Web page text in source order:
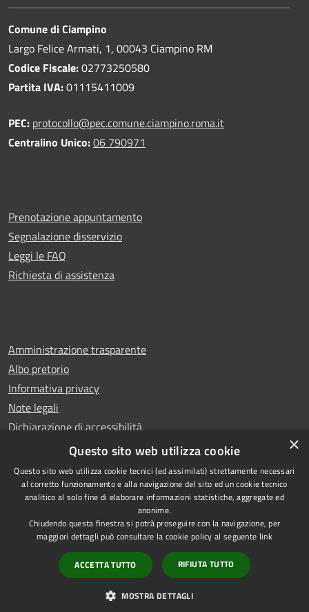
Comune di Ciampino
Largo Felice Armati, 1, 00043 Ciampino RM
Codice Fiscale:02773250580
Partita IVA:01115411009
PEC: protocollo@pec.comune.ciampino.roma.it
Centralino Unico:06 790971
Prenotazione appuntamento
Segnalazione disservizio
Leggi le FAQ
Richiesta di assistenza
Amministrazione trasparente
Albo pretorio
Informativa privacy
Note legali
Dichiarazione di accessibilità
Whistleblowing
Accessibilità
di Ciampino
Powered byMunicipium
• Accesso redazione
×
Questo sito web utilizza cookie
Questo sito web utilizza cookie tecnici (ed assimilati) strettamente necessari
al corretto funzionamento e alla navigazione del sito ed un cookie tecnico
analitico al solo fine di elaborare informazioni statistiche, aggregate ed
anonime.
Chiudendo questa finestra si potrà proseguire con la navigazione, per
maggiori dettagli può consultare la cookie policy al seguente link
ACCETTA TUTTO RIFIUTA TUTTO
MOSTRA DETTAGLI